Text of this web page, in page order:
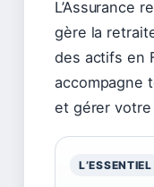
L’Assurance
gère la
des actifs en
accompagne
et gérer
L’ESSENTIEL